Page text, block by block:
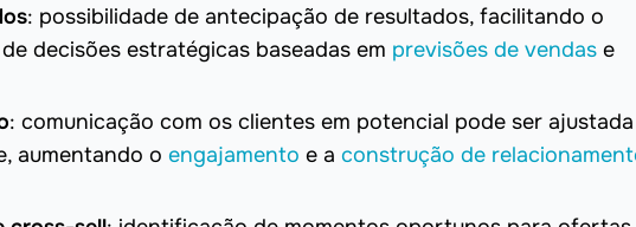
: possibilidade de antecipação de resultados, facilitando o
decisões estratégicas baseadas em previsões de vendas e
: comunicação com os clientes em potencial pode ser
aumentando o engajamento e a construção de